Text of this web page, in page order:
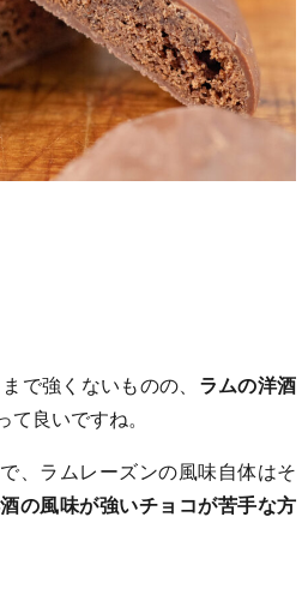
で強くないものの、 ラムの洋酒
て良いですね。
、ラムレーズンの風味自体はそ
の風味が強いチョコが苦手な方